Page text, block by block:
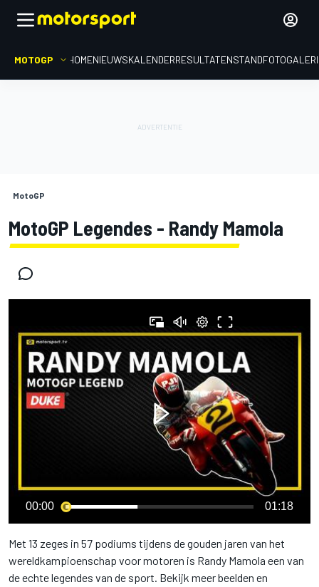
MOTOGP HOMENIEUWSKALENDERRESULTATENSTAND
MotoGP
MotoGP Legendes - Randy Mamola
00:00 01:18
Met 13 zeges in 57 podiums tijdens de gouden jaren van het
wereldkampioenschap voor motoren is Randy Mamola een van
de echte legendes van de sport. Bekijk meer beelden en